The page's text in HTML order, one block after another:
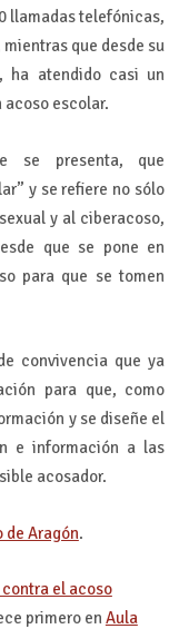
llamadas telefónicas,
que desde su
ha atendido casi un
acoso escolar.
se presenta, que
y se refiere no sólo
y al ciberacoso,
que se pone en
para que se tomen
convivencia que ya
para que, como
y se diseñe el
e información a las
acosador.
de Aragón.
el acoso
primero en Aula